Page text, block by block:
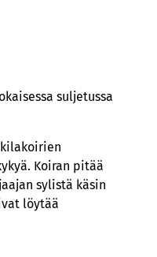
suljetussa
Koiran pitää
sylistä käsin
löytää